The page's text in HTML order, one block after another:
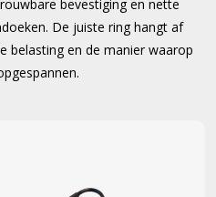
bevestiging en nette
De juiste ring hangt af
belasting en de manier waarop